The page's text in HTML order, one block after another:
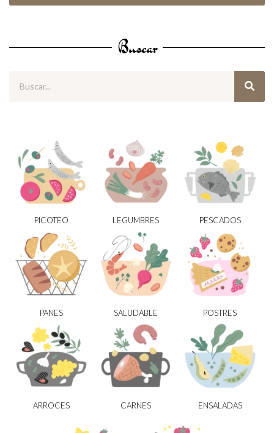
Buscar
PICOTEO
PANES
ARROCES
LEGUMBRES
SALUDABLE
CARNES
PESCADOS
POSTRES
ENSALADAS